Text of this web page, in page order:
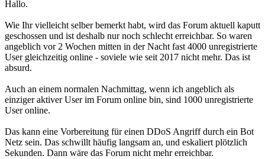
Hallo.
Wie Ihr vielleicht selber bemerkt habt, wird das Forum aktuell kaputt
geschossen und ist deshalb nur noch schlecht erreichbar. So waren
angeblich vor 2 Wochen mitten in der Nacht fast 4000 unregistrierte
User gleichzeitig online - soviele wie seit 2017 nicht mehr. Das ist
absurd.
Auch an einem normalen Nachmittag, wenn ich angeblich als
einziger aktiver User im Forum online bin, sind 1000 unregistrierte
User online.
Das kann eine Vorbereitung für einen DDoS Angriff durch ein Bot
Netz sein. Das schwillt häufig langsam an, und eskaliert plötzlich
Sekunden. Dann wäre das Forum nicht mehr erreichbar.